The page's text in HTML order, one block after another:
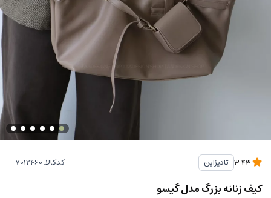
تادیزاین کدکالا:
کیف زنانه بزرگ مدل گیسو